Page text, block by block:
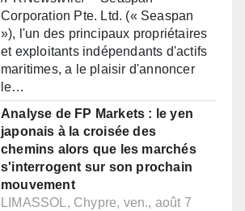
Corporation Pte. Ltd. (« Seaspan
»), l'un des principaux propriétaires
et exploitants indépendants d'actifs
maritimes, a le plaisir d'annoncer
le…
Analyse de FP Markets : le yen
japonais à la croisée des
chemins alors que les marchés
s'interrogent sur son prochain
mouvement
LIMASSOL, Chypre, ven., août 7